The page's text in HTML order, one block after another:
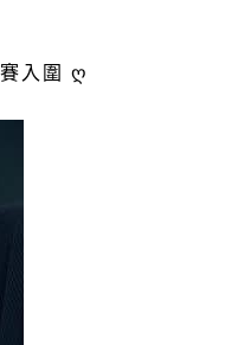
入圍 ღ